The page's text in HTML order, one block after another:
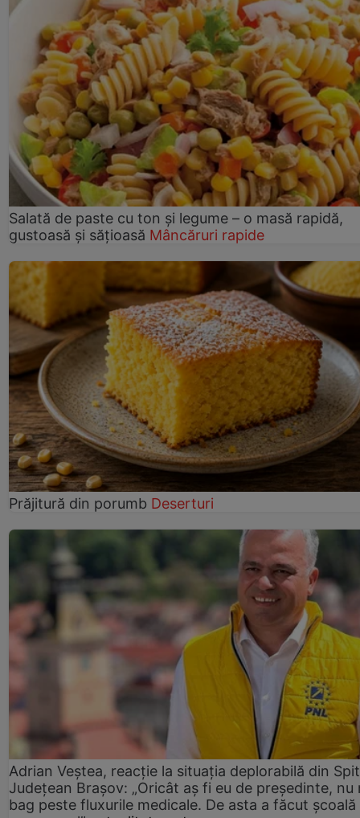
Salată de paste cu ton și legume – o masă rapidă,
gustoasă și sățioasă Mâncăruri rapide
Prăjitură din porumb Deserturi
Adrian Veștea, reacție la situația deplorabilă din
Județean Brașov: „Oricât aș fi eu de președinte, nu
bag peste fluxurile medicale. De asta a făcut școală